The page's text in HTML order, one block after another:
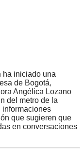
ha iniciado una
de Bogotá,
Angélica Lozano
del metro de la
informaciones
que sugieren que
en conversaciones